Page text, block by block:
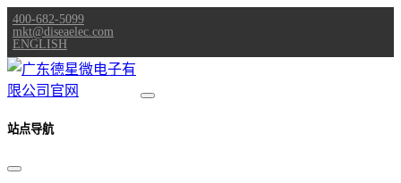
400-682-5099
mkt@diseaelec.com
ENGLISH
站点导航